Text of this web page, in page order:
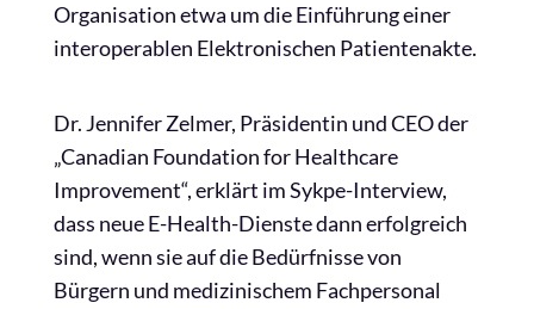
Organisation etwa um die Einführung einer
interoperablen Elektronischen Patientenakte.
Dr. Jennifer Zelmer, Präsidentin und CEO der
„Canadian Foundation for Healthcare
Improvement“, erklärt im Sykpe-Interview,
dass neue E-Health-Dienste dann erfolgreich
sind, wenn sie auf die Bedürfnisse von
Bürgern und medizinischem Fachpersonal